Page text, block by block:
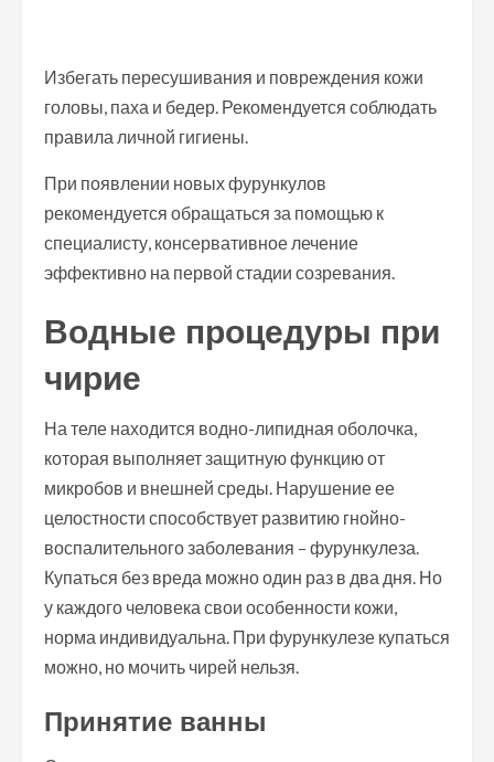
Избегать пересушивания и повреждения кожи
головы, паха и бедер. Рекомендуется соблюдать
правила личной гигиены.
При появлении новых фурункулов
рекомендуется обращаться за помощью к
специалисту, консервативное лечение
эффективно на первой стадии созревания.
Водные процедуры при
чирие
На теле находится водно-липидная оболочка,
которая выполняет защитную функцию от
микробов и внешней среды. Нарушение ее
целостности способствует развитию гнойно-
воспалительного заболевания – фурункулеза.
Купаться без вреда можно один раз в два дня. Но
у каждого человека свои особенности кожи,
норма индивидуальна. При фурункулезе купаться
можно, но мочить чирей нельзя.
Принятие ванны